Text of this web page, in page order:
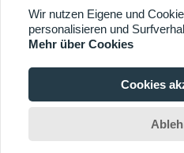
einreichen
MEHR DIENSTLEISTUNGEN
Copyright By © Guangzhou Chunke
Wir nutzen Eigene und
personalisieren und
Mehr über Cookies
Cookies